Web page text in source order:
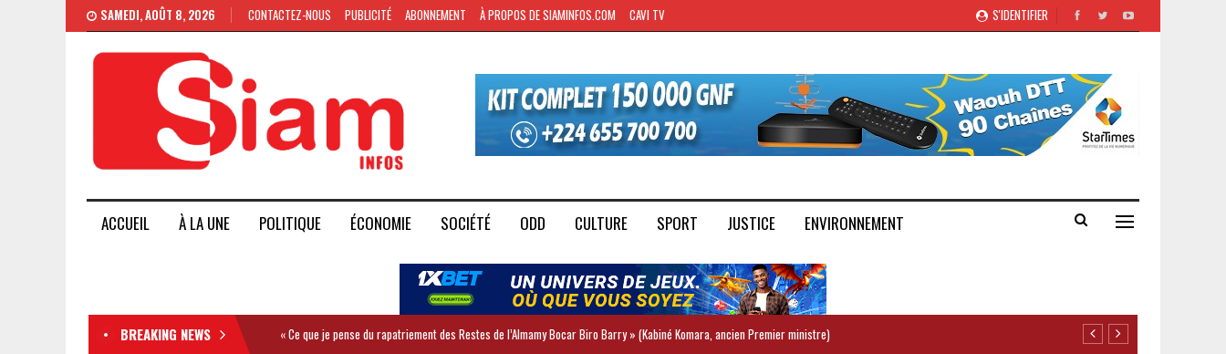
S'IDENTIFIER
SAMEDI, AOÛT 8, 2026 CONTACTEZ-NOUS PUBLICITÉ ABONNEMENT À PROPOS DE SIAMINFOS.COM CAVI TV
ACCUEIL À LA UNE POLITIQUE ÉCONOMIE SOCIÉTÉ ODD CULTURE SPORT JUSTICE ENVIRONNEMENT
BREAKING NEWS « Ce que je pense du rapatriement des Restes de l’Almamy Bocar Biro Barry » (Kabiné Komara, ancien Premier ministre)